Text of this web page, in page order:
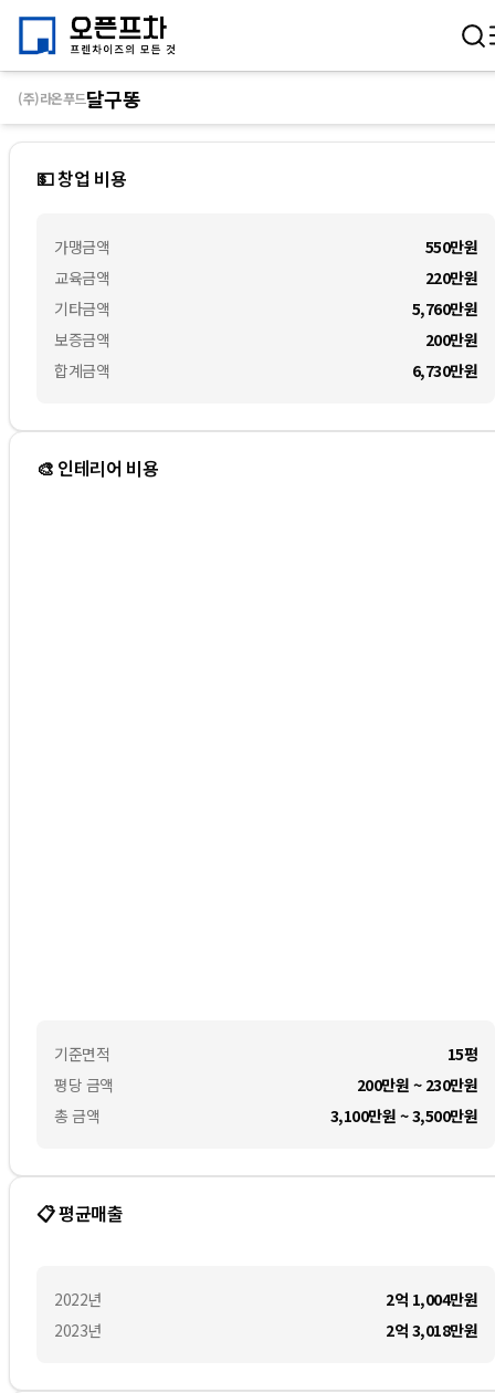
(주)라온푸드달구똥
💵 창업 비용
가맹금액
교육금액
기타금액
보증금액
합계금액
550만원
220만원
5,760만원
200만원
6,730만원
🎨 인테리어 비용
기준면적
평당 금액
총 금액
15평
200만원 ~ 230만원
3,100만원 ~ 3,500만원
📋 평균매출
2022년
2023년
2억 1,004만원
2억 3,018만원